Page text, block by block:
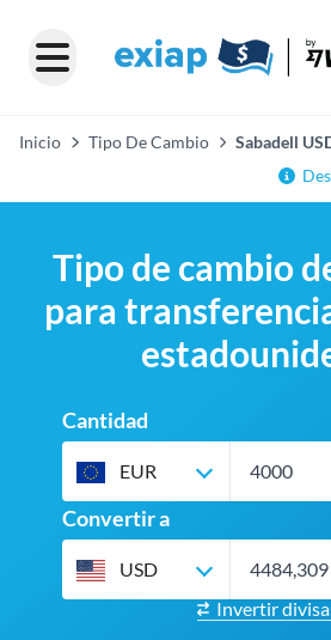
Inicio Tipo De Cambio
Sabadell
Tipo de cambio
para
Cantidad
EUR
Convertir a
USD
Invertir